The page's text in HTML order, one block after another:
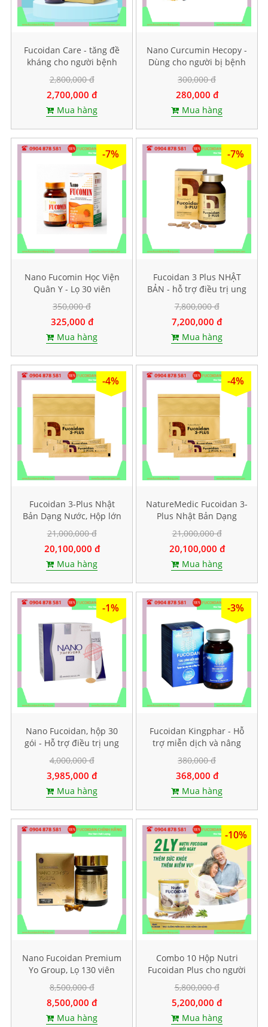
Fucoidan Care - tăng đề
kháng cho người bệnh
ung thư, Hộp 60 viên
nang cứng
2,800,000 đ
2,700,000 đ
Mua hàng
Nano Curcumin Hecopy -
Dùng cho người bị bệnh
dạ dày. Hộp 60 viên
300,000 đ
280,000 đ
Mua hàng
-7%
Nano Fucomin Học Viện
Quân Y - Lọ 30 viên
350,000 đ
325,000 đ
Mua hàng
-7%
Fucoidan 3 Plus NHẬT
BẢN - hỗ trợ điều trị ung
thư, tăng sức đề kháng
7,800,000 đ
7,200,000 đ
Mua hàng
-4%
Fucoidan 3-Plus Nhật
Bản Dạng Nước, Hộp lớn
21,000,000 đ
20,100,000 đ
Mua hàng
-4%
NatureMedic Fucoidan 3-
Plus Nhật Bản Dạng
Nước, Hộp lớn 50 gói
21,000,000 đ
20,100,000 đ
Mua hàng
-1%
Nano Fucoidan, hộp 30
gói - Hỗ trợ điều trị ung
4,000,000 đ
3,985,000 đ
Mua hàng
-3%
Fucoidan Kingphar - Hỗ
trợ miễn dịch và nâng
cao sức đề kháng, Hộp 40
viên
380,000 đ
368,000 đ
Mua hàng
Nano Fucoidan Premium
Yo Group, Lọ 130 viên
8,500,000 đ
8,500,000 đ
Mua hàng
-10%
Combo 10 Hộp Nutri
Fucoidan Plus cho người
ăn kiêng, Mỗi hộp 500g
5,800,000 đ
5,200,000 đ
Mua hàng